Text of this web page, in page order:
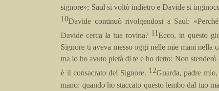
signore»; Saul si voltò indietro e Davide si
10Davide continuò rivolgendosi a Saul:
Davide cerca la tua rovina? 11Ecco, in questo
Signore ti aveva messo oggi nelle mie mani nella
ma io ho avuto pietà di te e ho detto: Non
è il consacrato del Signore. 12Guarda, padre
mano: quando ho staccato questo lembo dal tuo